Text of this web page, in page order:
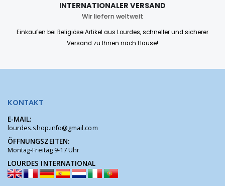
INTERNATIONALER VERSAND
Wir liefern weltweit
Einkaufen bei Religiöse Artikel aus Lourdes, schneller und sicherer
Versand zu Ihnen nach Hause!
KONTAKT
E-MAIL:
lourdes.shop.info@gmail.com
ÖFFNUNGSZEITEN:
Montag-Freitag 9-17 Uhr
LOURDES INTERNATIONAL